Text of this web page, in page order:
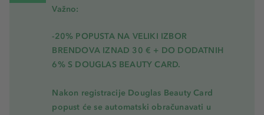
Važno:
-20% POPUSTA NA VELIKI IZBOR
BRENDOVA IZNAD 30 € + DO DODATNIH
6% S DOUGLAS BEAUTY CARD.
Nakon registracije Douglas Beauty Card
popust će se automatski obračunavati u